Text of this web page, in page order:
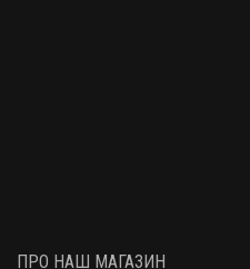
ПРО НАШ МАГАЗИН